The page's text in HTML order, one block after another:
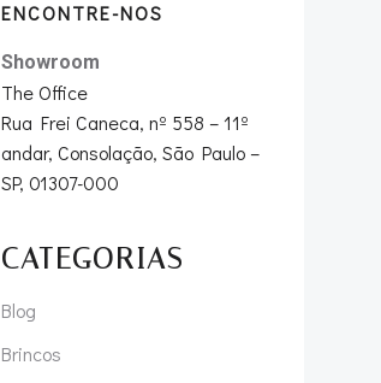
ENCONTRE-NOS
Showroom
The Office
Rua Frei Caneca, nº 558 – 11º
andar, Consolação, São Paulo –
SP, 01307-000
CATEGORIAS
Blog
Brincos